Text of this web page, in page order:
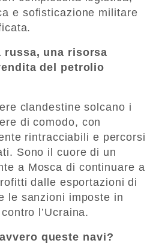
e sofisticazione militare
russa, una risorsa
del petrolio
clandestine solcano i
di comodo, con
rintracciabili e percorsi
Sono il cuore di un
a Mosca di continuare a
dalle esportazioni di
le sanzioni imposte in
l’Ucraina.
queste navi?